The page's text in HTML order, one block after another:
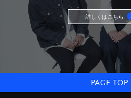
詳しくはこちら
PAGE TOP